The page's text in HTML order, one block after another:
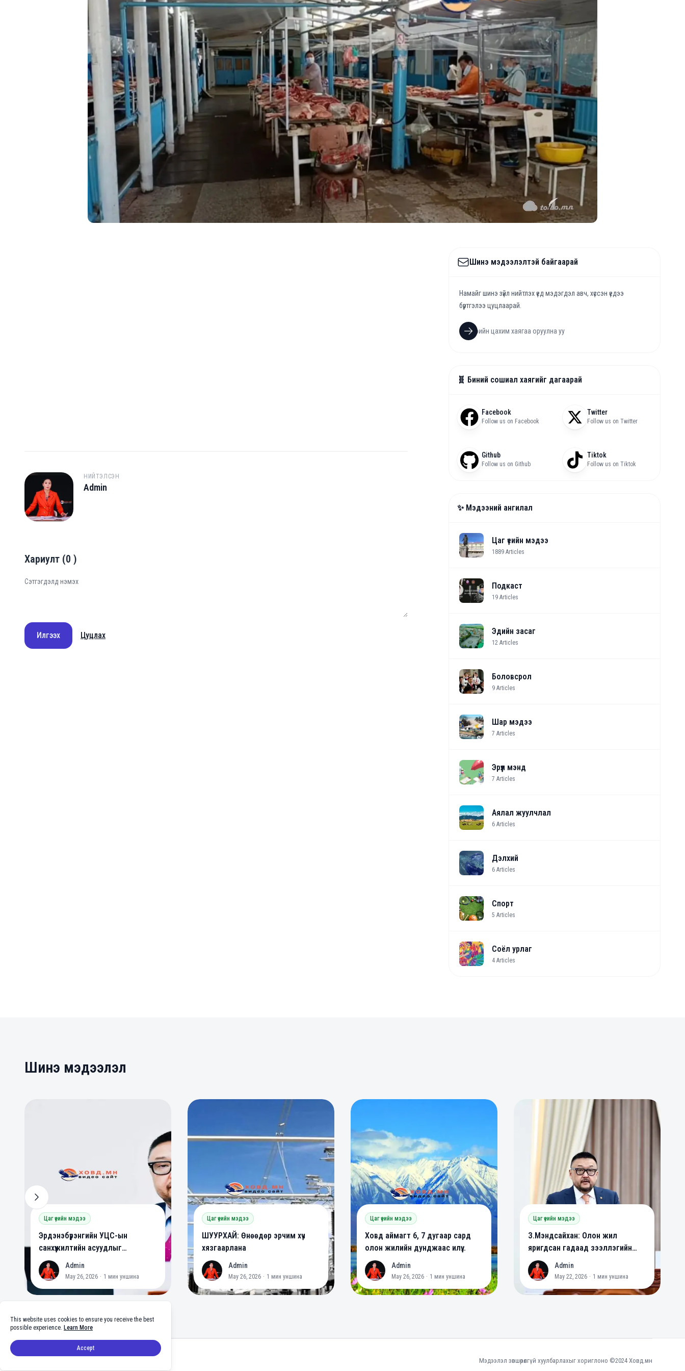
A
НИЙТЭЛСЭН
Admin
Хариулт (0 )
Илгээх Цуцлах
Шинэ мэдээлэлтэй байгаарай
Намайг шинэ зүйл нийтлэх үед мэдэгдэл авч, хүссэн үедээ
бүртгэлээ цуцлаарай.
🧬 Биний сошиал хаягийг дагаарай
Facebook
Follow us on Facebook
Twitter
Follow us on Twitter
Github
Follow us on Github
Tiktok
Follow us on Tiktok
✨ Мэдээний ангилал
Цаг үеийн мэдээ
1889 Articles
Подкаст
19 Articles
Эдийн засаг
12 Articles
Боловсрол
9 Articles
Шар мэдээ
7 Articles
Эрүүл мэнд
7 Articles
Аялал жуулчлал
6 Articles
Дэлхий
6 Articles
Спорт
5 Articles
Соёл урлаг
4 Articles
Шинэ мэдээлэл
Цаг үеийн мэдээ
Эрдэнэбүрэнгийн УЦС-ын
санхүүжилтийн асуудлыг
шийдвэрлэлээ
A
Admin
May 26, 2026 · 1 мин уншина
Цаг үеийн мэдээ
ШУУРХАЙ: Өнөөдөр эрчим хүч
хязгаарлана
A Admin
May 26, 2026 · 1 мин уншина
Цаг үеийн мэдээ
Ховд аймагт 6, 7 дугаар сард
олон жилийн дунджаас илүү
халуун байх төлөвтэй байна
A
Admin
May 26, 2026 · 1 мин уншина
Цаг үеийн мэдээ
З.Мэндсайхан: Олон жил
яригдсан гадаад зээллэгийн
хууль батлагдлаа
A
Admin
May 22, 2026 · 1 мин уншина
Footer
Мэдээлэл зөвшөөрөлгүй хуулбарлахыг хориглоно ©2024 Ховд.мн
This website uses cookies to ensure you receive the best
possible experience. Learn More
Accept